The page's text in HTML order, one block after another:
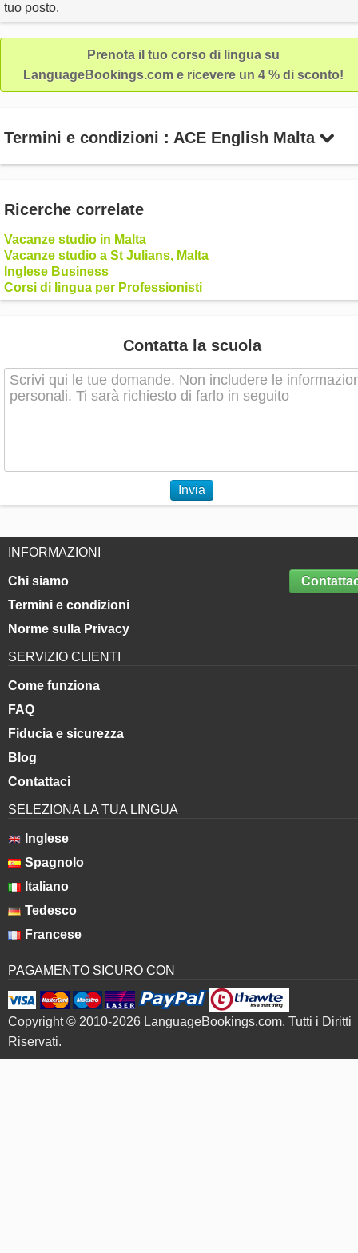
tuo posto.
Prenota il tuo corso di lingua su
LanguageBookings.com e ricevere un 4 % di sconto!
Termini e condizioni : ACE English Malta
Ricerche correlate
Vacanze studio in Malta
Vacanze studio a St Julians, Malta
Inglese Business
Corsi di lingua per Professionisti
Contatta la scuola
Invia
INFORMAZIONI
Chi siamo
Termini e condizioni
Norme sulla Privacy
SERVIZIO CLIENTI
Come funziona
FAQ
Fiducia e sicurezza
Blog
Contattaci
SELEZIONA LA TUA LINGUA
Inglese
Spagnolo
Italiano
Tedesco
Francese
PAGAMENTO SICURO CON
Copyright © 2010-2026 LanguageBookings.com. Tutti i Diritti
Riservati.